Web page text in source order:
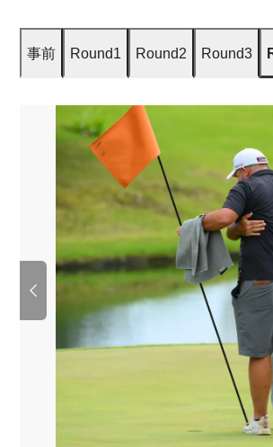
事前 Round1 Round2 Round3